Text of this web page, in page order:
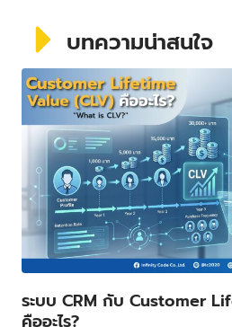
บทความน่าสนใจ
ระบบ CRM กับ Customer
P
a
g
e
P
a
g
e
a
g
e